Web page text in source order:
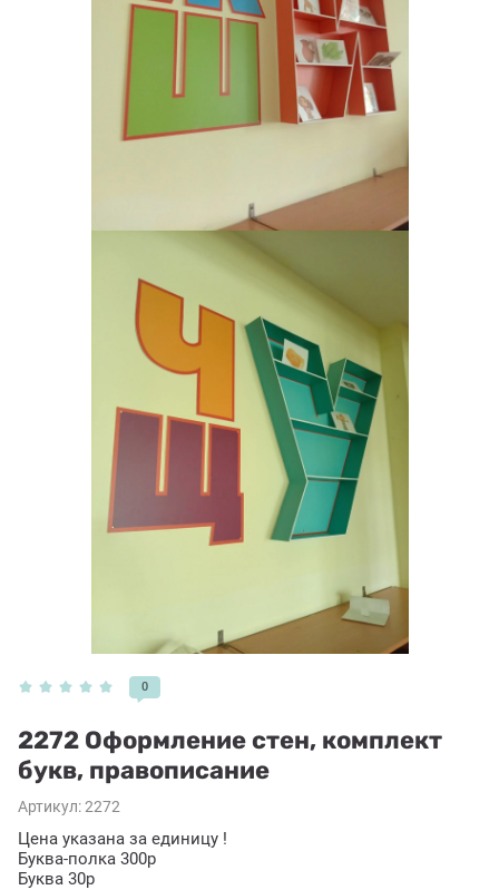
0
2272 Оформление стен, комплект
букв, правописание
Артикул:2272
Цена указана за единицу !
Буква-полка 300р
Буква 30р